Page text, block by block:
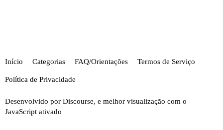
Início Categorias FAQ/Orientações Termos de Serviço
Política de Privacidade
Desenvolvido por Discourse, e melhor visualização com o
JavaScript ativado